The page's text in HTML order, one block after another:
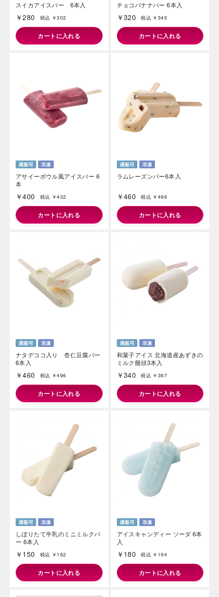
スイカアイスバー 6本入
￥280 税込 ￥302
カートに入れる
チョコバナナバー 6本入
￥320 税込 ￥345
カートに入れる
アサイーボウル風アイスバー 6
本
￥400 税込 ￥432
カートに入れる
ラムレーズンバー6本入
￥460 税込 ￥496
カートに入れる
ナタデココ入り 杏仁豆腐バー
6本入
￥460 税込 ￥496
カートに入れる
和菓子アイス 北海道産あずきの
ミルク饅頭3本入
￥340 税込 ￥367
カートに入れる
しぼりたて牛乳のミニミルクバ
ー 6本入
￥150 税込 ￥162
カートに入れる
アイスキャンディー ソーダ 6本
入
￥180 税込 ￥194
カートに入れる
岳や末広がりを意味す
つ時」という意味を込
雄大な八ヶ岳山麓の自
る、こだわりのスイー
海外 Overseas shops
Indonesia
Singapore
Malaysia
Hong Kong